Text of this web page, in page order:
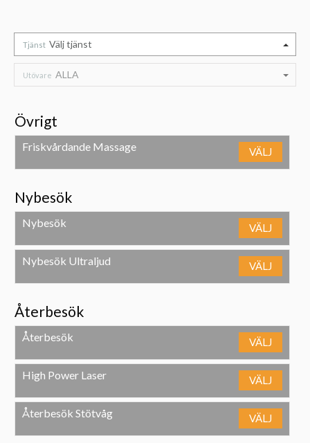
Tjänst Välj tjänst
Utövare ALLA
Övrigt
Friskvårdande Massage VÄLJ
Nybesök
Nybesök VÄLJ
Nybesök Ultraljud VÄLJ
Återbesök
Återbesök VÄLJ
High Power Laser VÄLJ
Återbesök Stötvåg VÄLJ